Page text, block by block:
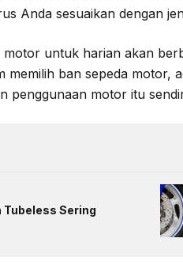
Anda sesuaikan dengan
motor untuk harian akan
memilih ban sepeda motor,
penggunaan motor itu
Tubeless Sering